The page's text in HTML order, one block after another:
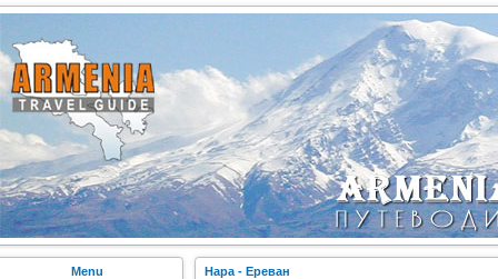
Menu
Нара - Ереван